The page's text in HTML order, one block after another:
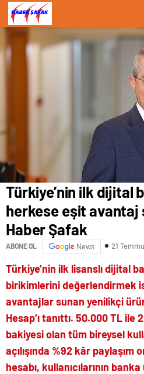
Türkiye’nin ilk dijital
herkese eşit avantaj
Haber Şafak
ABONE OL News 21
Türkiye’nin ilk lisanslı dijital
birikimlerini değerlendirmek
avantajlar sunan yenilikçi
Hesap’ı tanıttı. 50.000 TL ile
bakiyesi olan tüm bireysel
açılışında %92 kâr paylaşım
hesabı, kullanıcılarının
ediyor- Haber Şafak